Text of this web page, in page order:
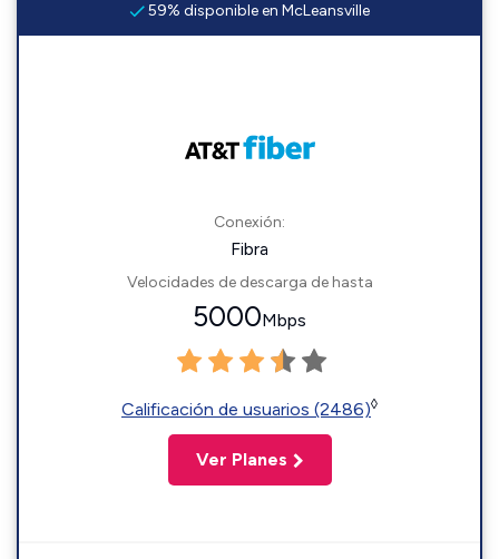
59% disponible en McLeansville
Conexión:
Fibra
Velocidades de descarga de hasta
5000Mbps
Calificación de usuarios (2486)◊
Ver Planes